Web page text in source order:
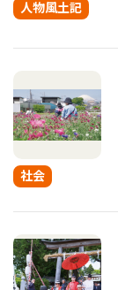
人物風土記
社会